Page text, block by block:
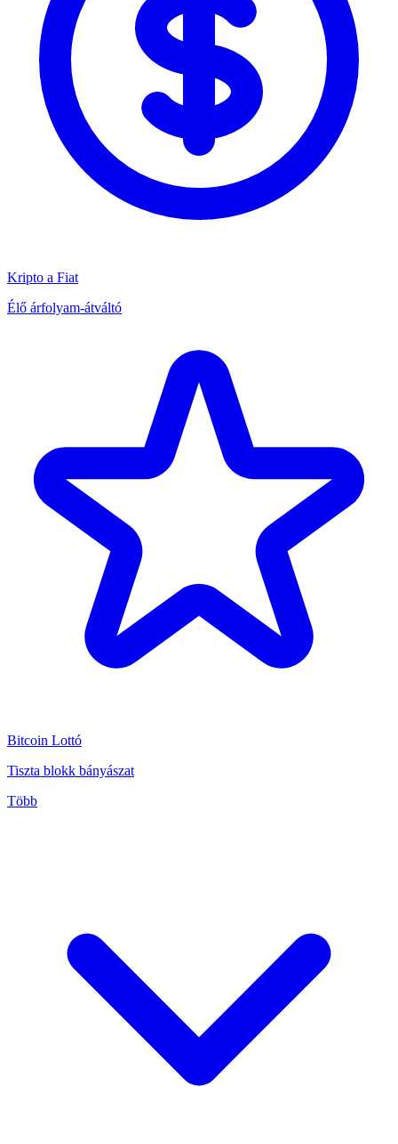
Kripto a Fiat
Élő árfolyam-átváltó
Bitcoin Lottó
Tiszta blokk bányászat
Több